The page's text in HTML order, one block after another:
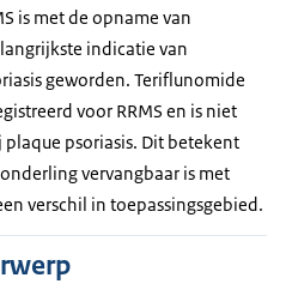
is met de opname van
indicatie van
geworden. Teriflunomide
voor RRMS en is niet
psoriasis. Dit betekent
vervangbaar is met
verschil in toepassingsgebied.